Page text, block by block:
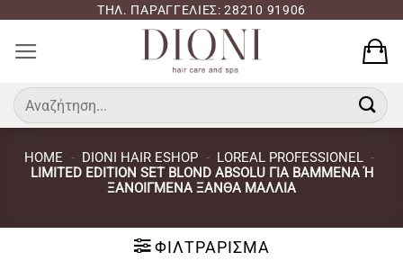
περιεχόμενο
ΤΗΛ. ΠΑΡΑΓΓΕΛΙΕΣ: 28210 91906
Αναζήτηση
για:
HOME - DIONI HAIR ESHOP - LOREAL PROFESSIONEL -
LIMITED EDITION SET BLOND ABSOLU ΓΙΑ ΒΑΜΜΈΝΑ Ή Ξ
ΑΝΟΙΓΜΈΝΑ ΞΑΝΘΆ ΜΑΛΛΙΆ
ΦΙΛΤΡΆΡΙΣΜΑ